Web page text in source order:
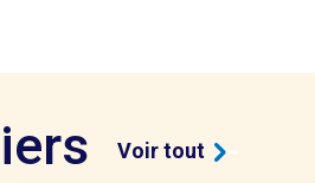
Voir tout